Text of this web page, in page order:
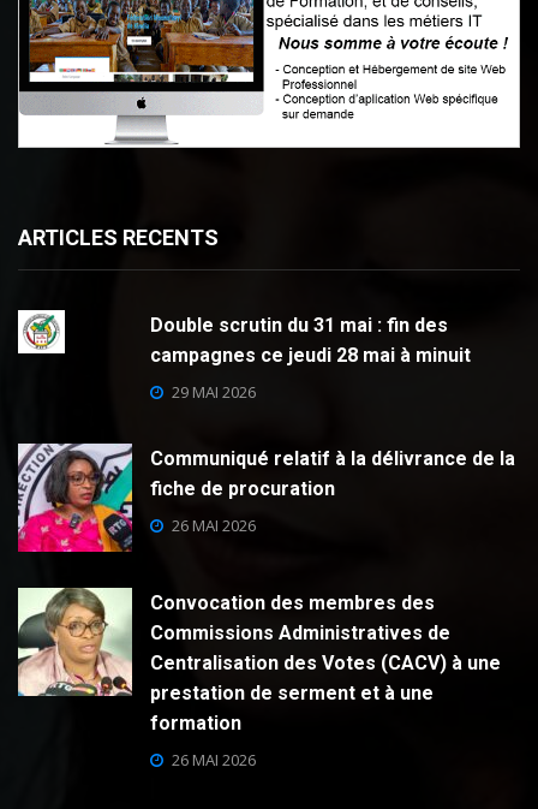
ARTICLES RECENTS
Double scrutin du 31 mai : fin des
campagnes ce jeudi 28 mai à minuit
29 MAI 2026
Communiqué relatif à la délivrance de la
fiche de procuration
26 MAI 2026
Convocation des membres des
Commissions Administratives de
Centralisation des Votes (CACV) à une
prestation de serment et à une
formation
26 MAI 2026